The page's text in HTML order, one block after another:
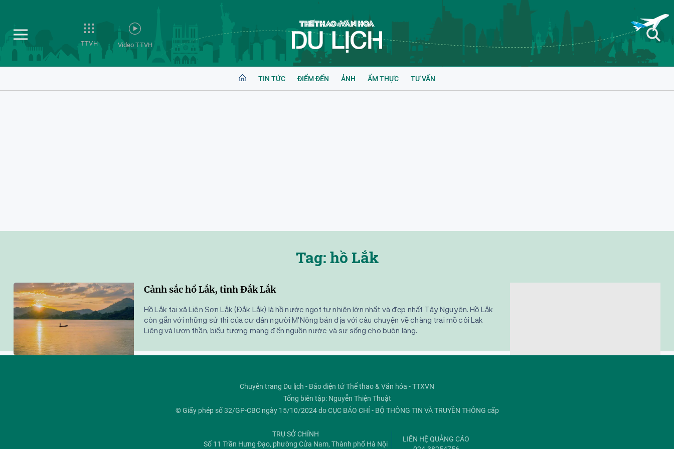
TTVH Video TTVH
TIN TỨC ĐIỂM ĐẾN ẢNH ẨM THỰC TƯ VẤN
Tag: hồ Lắk
Cảnh sắc hồ Lắk, tỉnh Đắk Lắk
Hồ Lắk tại xã Liên Sơn Lắk (Đắk Lắk) là hồ nước ngọt tự nhiên lớn nhất và đẹp nhất Tây Nguyên. Hồ Lắk
còn gắn với những sử thi của cư dân người M'Nông bản địa với câu chuyện về chàng trai mồ côi Lak
Liêng và lươn thần, biểu tượng mang đến nguồn nước và sự sống cho buôn làng.
Chuyên trang Du lịch - Báo điện tử Thể thao & Văn hóa - TTXVN
Tổng biên tập: Nguyễn Thiện Thuật
© Giấy phép số 32/GP-CBC ngày 15/10/2024 do CỤC BÁO CHÍ - BỘ THÔNG TIN VÀ TRUYỀN THÔNG cấp
TRỤ SỞ CHÍNH
Số 11 Trần Hưng Đạo, phường Cửa Nam, Thành phố Hà Nội
LIÊN HỆ QUẢNG CÁO